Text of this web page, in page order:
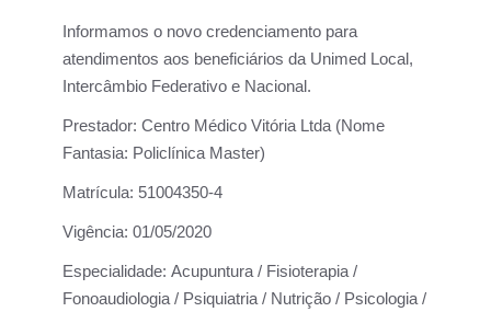
Informamos o novo credenciamento para
atendimentos aos beneficiários da Unimed Local,
Intercâmbio Federativo e Nacional.
Prestador: Centro Médico Vitória Ltda (Nome
Fantasia: Policlínica Master)
Matrícula: 51004350-4
Vigência: 01/05/2020
Especialidade: Acupuntura / Fisioterapia /
Fonoaudiologia / Psiquiatria / Nutrição / Psicologia /